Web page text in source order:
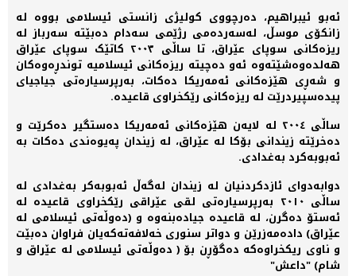
ئەبو ئیبراهیم، دەرچووی کولیژی زانستی ئیسلامی بووە لە
زانکۆی موسڵ، لەسەردەمی رژێمی سەدام دەبێتە سەرباز لە
ریزەکانی سوپای عێراق، تا ساڵی ٢٠٠٣ کاتێک سوپای عێراق
هەلدەوەشێتەوە ئەو دەچیتە ریزەکانی ئیسلامیە توندڕەوەکان
و شەڕی هێزەکانی ئەمەریکا دەکات، بەرپرسیارەتی جیاجیای
پیدەسپیردرێت لە ریزەکانی رێکخراوی قاعیدە.
ساڵی ٢٠٠٤ لە لایەن هێزەکانی ئەمەریکا دەستگیر دەکرێت و
دەخرێتە زیندانی بۆکا لە عێراق، لە زیندان پەیوەندی دەکات بە
ئەبوبەکرد بەغدادی.
دوابەدوای ئازدکردنیان لە زیندان لەگەڵ ئەبوبەکر بەغدادی لە
ساڵی ٢٠١٠ بەرپرسیارەتی لقی عێراقی رێکخراوی قاعیدە لە
ئەستۆ دەگرن، لە قاعیدە جیادەبنەوە و (دەوڵەتی ئیسلامی لە
عێراق) دادەمەزرێن و دواتر سنوری خەلافەتەکەیان فراوان دەبێت
و ناوی ریکخراوەکە دەگۆڕن بۆ ( دەوڵەتی ئیسلامی لە عێراق و
شام) "داعش"